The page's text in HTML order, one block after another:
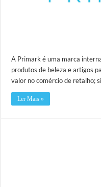
A Primark é uma marca
produtos de beleza e artigos
valor no comércio de retalho;
Ler Mais »